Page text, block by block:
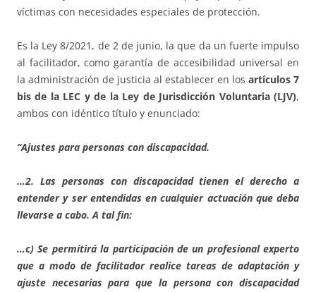
víctimas con necesidades especiales de protección.
Es la Ley 8/2021, de 2 de junio, la que da un fuerte impulso
al facilitador, como garantía de accesibilidad universal en
la administración de justicia al establecer en los artículos 7
bis de la LEC y de la Ley de Jurisdicción Voluntaria (LJV),
ambos con idéntico título y enunciado:
“Ajustes para personas con discapacidad.
…2. Las personas con discapacidad tienen el derecho a
entender y ser entendidas en cualquier actuación que deba
llevarse a cabo. A tal fin:
…c) Se permitirá la participación de un profesional experto
que a modo de facilitador realice tareas de adaptación y
ajuste necesarias para que la persona con discapacidad